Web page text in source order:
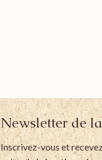
Newsletter de
Inscrivez-vous et